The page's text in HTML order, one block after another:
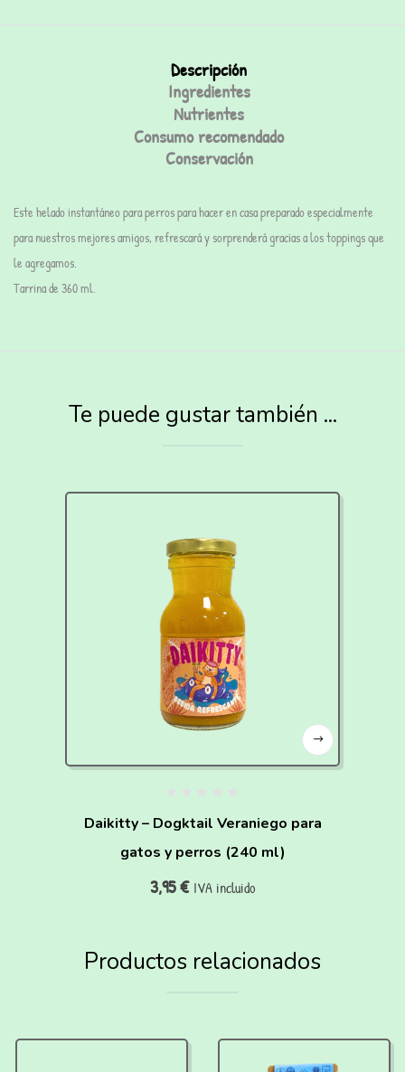
Descripción
Ingredientes
Nutrientes
Consumo recomendado
Conservación
Este helado instantáneo para perros para hacer en casa preparado especialmente
para nuestros mejores amigos, refrescará y sorprenderá gracias a los toppings que
le agregamos.
Tarrina de 360 ml.
Te puede gustar también ...
Daikitty – Dogktail Veraniego para
gatos y perros (240 ml)
3,95€ IVA incluido
Productos relacionados